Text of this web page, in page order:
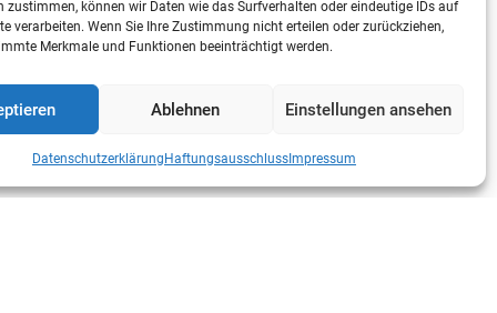
zustimmen, können wir Daten wie das Surfverhalten oder eindeutige IDs auf
verarbeiten. Wenn Sie Ihre Zustimmung nicht erteilen oder zurückziehen,
Merkmale und Funktionen beeinträchtigt werden.
Ablehnen Einstellungen ansehen
Datenschutzerklärung HaftungsausschlussImpressum